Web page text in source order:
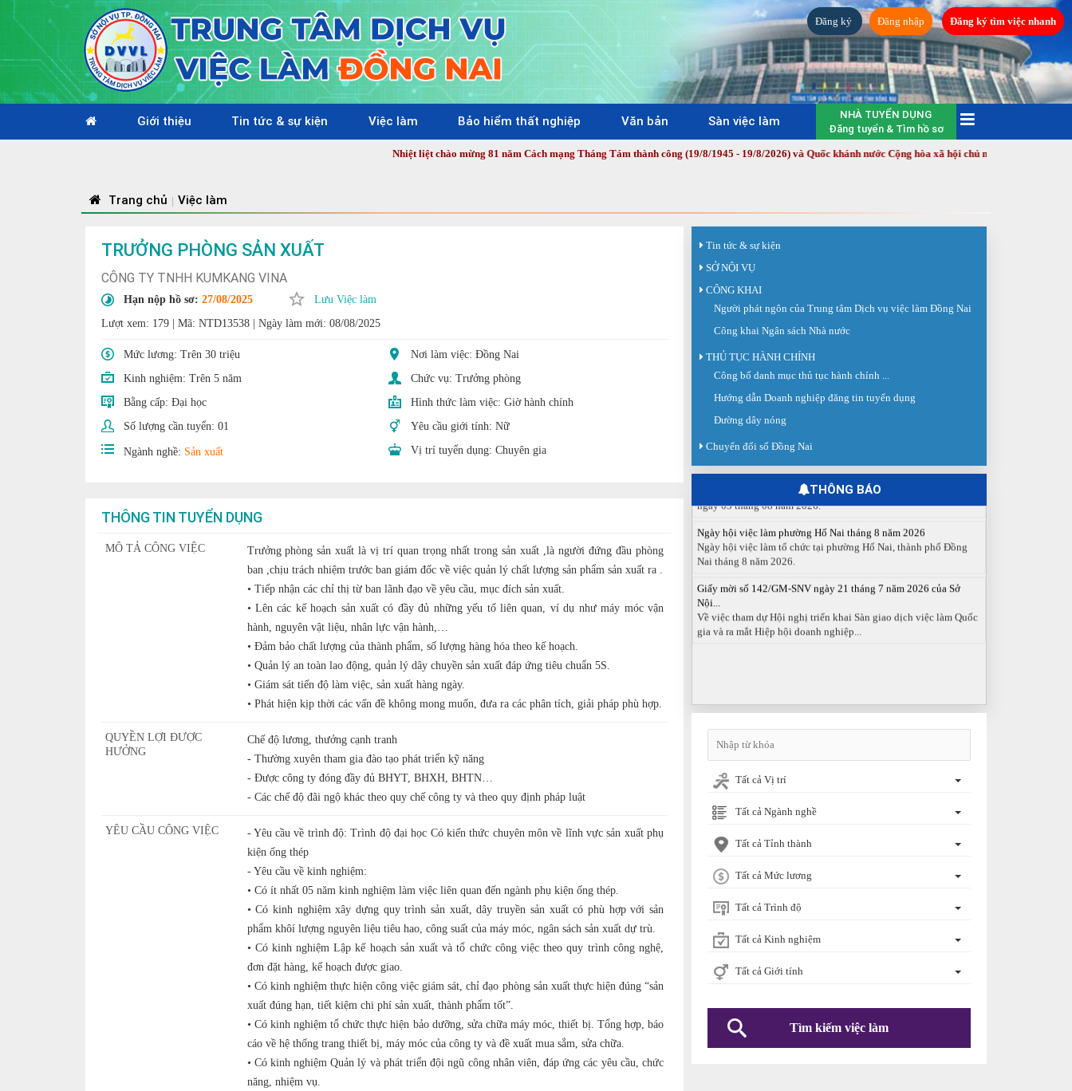
Đăng ký Đăng nhập Đăng ký tìm việc nhanh
Giới thiệu Tin tức & sự kiện Việc làm Bảo hiểm thất nghiệp Văn bản Sàn việc làm
NHÀ TUYỂN DỤNG
Đăng tuyển & Tìm hồ sơ
Nhiệt liệt chào mừng 81 năm Cách mạng Tháng Tám thành công (19/8/1945 - 19/8/2026) và Quốc khánh nước Cộng hòa xã hội chủ nghĩa Việt Nam (2/9/1945 -
Trang chủ | Việc làm
TRƯỞNG PHÒNG SẢN XUẤT
CÔNG TY TNHH KUMKANG VINA
Hạn nộp hồ sơ: 27/08/2025
Lưu Việc làm
Lượt xem: 179
Mã: NTD13538 Ngày làm mới: 08/08/2025
Mức lương: Trên 30 triệu
Nơi làm việc: Đồng Nai
Kinh nghiệm: Trên 5 năm Chức vụ: Trưởng phòng
Bằng cấp: Đại học Hình thức làm việc: Giờ hành chính
Số lượng cần tuyển: 01 Yêu cầu giới tính: Nữ
Ngành nghề: Sản xuất Vị trí tuyển dụng: Chuyên gia
THÔNG TIN TUYỂN DỤNG
MÔ TẢ CÔNG VIỆC
Trưởng phòng sản xuất là vị trí quan trọng nhất trong sản xuất ,là người đứng đầu phòng
ban ,chịu trách nhiệm trước ban giám đốc về việc quản lý chất lượng sản phẩm sản xuất ra .
• Tiếp nhận các chỉ thị từ ban lãnh đạo về yêu cầu, mục đích sản xuất.
• Lên các kế hoạch sản xuất có đầy đủ những yếu tố liên quan, ví dụ như máy móc vận
hành, nguyên vật liệu, nhân lực vận hành,…
• Đảm bảo chất lượng của thành phẩm, số lượng hàng hóa theo kế hoạch.
• Quản lý an toàn lao động, quản lý dây chuyền sản xuất đáp ứng tiêu chuẩn 5S.
• Giám sát tiến độ làm việc, sản xuất hàng ngày.
• Phát hiện kịp thời các vấn đề không mong muốn, đưa ra các phân tích, giải pháp phù hợp.
QUYỀN LỢI ĐƯỢC
HƯỞNG
Chế độ lương, thưởng cạnh tranh
- Thường xuyên tham gia đào tạo phát triển kỹ năng
- Được công ty đóng đầy đủ BHYT, BHXH, BHTN…
- Các chế độ đãi ngộ khác theo quy chế công ty và theo quy định pháp luật
YÊU CẦU CÔNG VIỆC
- Yêu cầu về trình độ: Trình độ đại học Có kiến thức chuyên môn về lĩnh vực sản xuất phụ
kiện ống thép
- Yêu cầu về kinh nghiệm:
• Có ít nhất 05 năm kinh nghiệm làm việc liên quan đến ngành phụ kiện ống thép.
• Có kinh nghiệm xây dựng quy trình sản xuất, dây truyền sản xuất có phù hợp với sản
phẩm khôí lượng nguyên liệu tiêu hao, công suất của máy móc, ngân sách sản xuất dự trù.
• Có kinh nghiệm Lập kế hoạch sản xuất và tổ chức công việc theo quy trình công nghệ,
đơn đặt hàng, kế hoạch được giao.
• Có kinh nghiệm thực hiện công việc giám sát, chỉ đạo phòng sản xuất thực hiện đúng “sản
xuất đúng hạn, tiết kiệm chi phí sản xuất, thành phẩm tốt”.
• Có kinh nghiệm tổ chức thực hiện bảo dưỡng, sửa chữa máy móc, thiết bị. Tổng hợp, báo
cáo về hệ thống trang thiết bị, máy móc của công ty và đề xuất mua sắm, sửa chữa.
• Có kinh nghiệm Quản lý và phát triển đội ngũ công nhân viên, đáp ứng các yêu cầu, chức
năng, nhiệm vụ.
Tin tức & sự kiện
SỞ NỘI VỤ
CÔNG KHAI
Người phát ngôn của Trung tâm Dịch vụ việc làm Đồng Nai
Công khai Ngân sách Nhà nước
THỦ TỤC HÀNH CHÍNH
Công bố danh mục thủ tục hành chính ...
Hướng dẫn Doanh nghiệp đăng tin tuyển dụng
Đường dây nóng
Chuyển đổi số Đồng Nai
THÔNG BÁO
Sáng ngày 03/8/2026, Trung tâm Dịch vụ việc làm Đồng Nai tổ
chức Sàn giao dịch việc làm lần thứ 08...
Báo cáo số 141/BC-TTDVVL của Trung tâm Dịch vụ việc làm
Đồng...
ngày 03 tháng 08 năm 2026.
Ngày hội việc làm phường Hố Nai tháng 8 năm 2026
Ngày hội việc làm tổ chức tại phường Hố Nai, thành phố Đồng
Nai tháng 8 năm 2026.
Giấy mời số 142/GM-SNV ngày 21 tháng 7 năm 2026 của Sở
Nội...
Về việc tham dự Hội nghị triển khai Sàn giao dịch việc làm Quốc
gia và ra mắt Hiệp hội doanh nghiệp...
Tất cả Vị trí
Tất cả Ngành nghề
Tất cả Tỉnh thành
Tất cả Mức lương
Tất cả Trình độ
Tất cả Kinh nghiệm
Tất cả Giới tính